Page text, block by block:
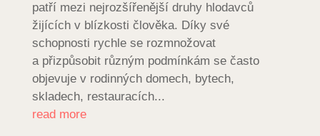
patří mezi nejrozšířenější druhy hlodavců
žijících v blízkosti člověka. Díky své
schopnosti rychle se rozmnožovat
a přizpůsobit různým podmínkám se často
objevuje v rodinných domech, bytech,
skladech, restauracích...
read more